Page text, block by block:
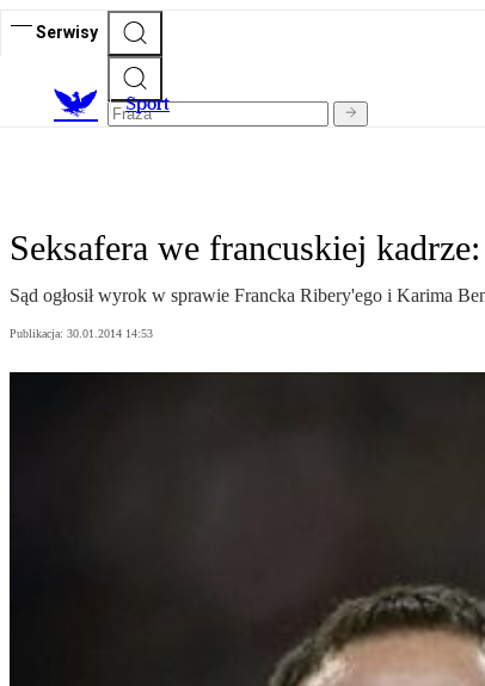
Serwisy
Sport
Seksafera we francuskiej
Sąd ogłosił wyrok w sprawie Francka Ribery'ego i Karima
Publikacja: 30.01.2014 14:53